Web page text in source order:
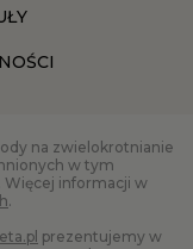
na zwielokrotnianie
w tym
Więcej informacji w
.
prezentujemy w